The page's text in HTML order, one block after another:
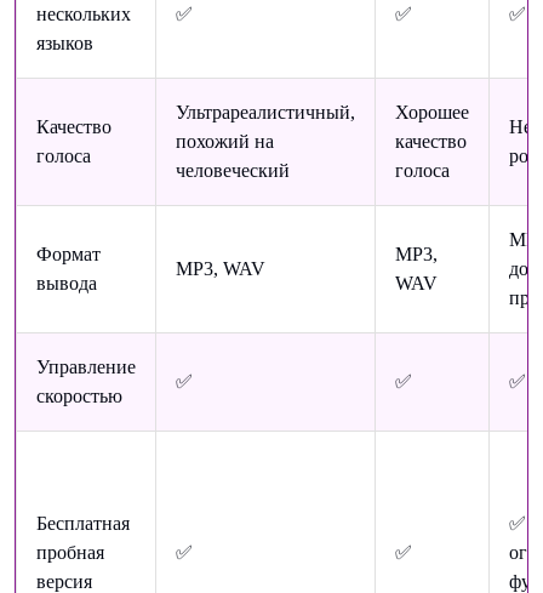
нескольких
языков
✅ ✅ ✅
Качество
голоса
Ультрареалистичный,
похожий на
человеческий
Хорошее
качество
голоса
Формат
вывода
MP3, WAV
MP3,
WAV
Управление
скоростью
✅ ✅ ✅
Бесплатная
пробная
версия
✅ ✅
✅